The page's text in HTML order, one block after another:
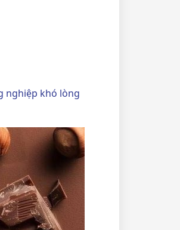
nghiệp khó lòng